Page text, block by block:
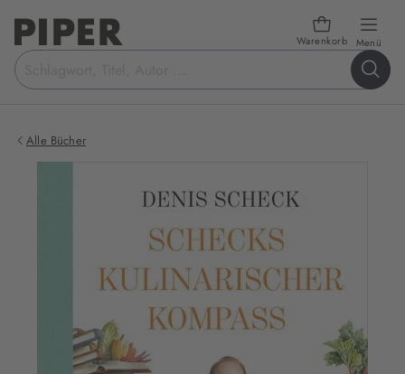
Warenkorb Menü
Suchbegriff
eingeben
Alle Bücher